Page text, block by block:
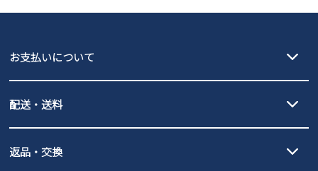
GAP
瞬足
お支払いについて
PayPay（オンライン決済）、代金引換のご利用が可能です。
配送・送料
北海道・本州・四国・九州…550円
全国一律…220円（税込）
返品・交換